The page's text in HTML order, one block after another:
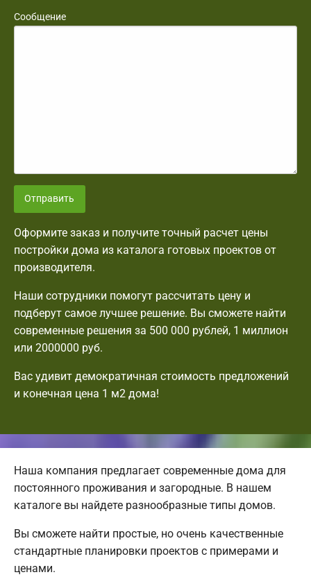
Сообщение
Отправить
Оформите заказ и получите точный расчет цены
постройки дома из каталога готовых проектов от
производителя.
Наши сотрудники помогут рассчитать цену и
подберут самое лучшее решение. Вы сможете найти
современные решения за 500 000 рублей, 1 миллион
или 2000000 руб.
Вас удивит демократичная стоимость предложений
и конечная цена 1 м2 дома!
Наша компания предлагает современные дома для
постоянного проживания и загородные. В нашем
каталоге вы найдете разнообразные типы домов.
Вы сможете найти простые, но очень качественные
стандартные планировки проектов с примерами и
ценами.